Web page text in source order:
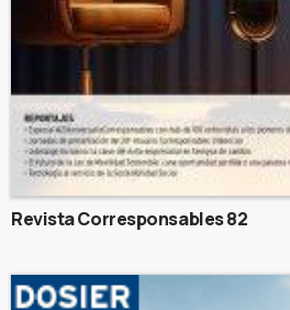
Revista Corresponsables 82